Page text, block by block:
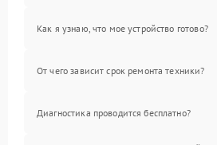
Как я узнаю, что мое устройство готово?
От чего зависит срок ремонта техники?
Диагностика проводится бесплатно?